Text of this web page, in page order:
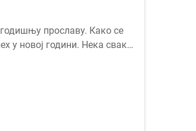
прославу. Како се
у новој години. Нека сваки